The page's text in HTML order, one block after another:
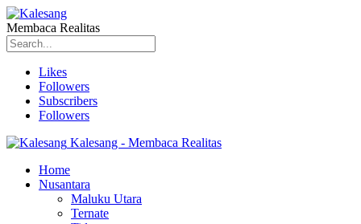
Membaca Realitas
Likes
Followers
Subscribers
Followers
Kalesang - Membaca Realitas
Home
Nusantara
Maluku Utara
Ternate